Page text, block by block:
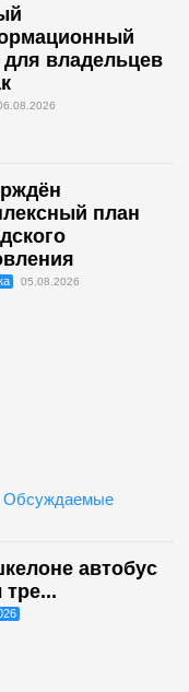
для владельцев
план
05.08.2026
Обсуждаемые
автобус
тре...